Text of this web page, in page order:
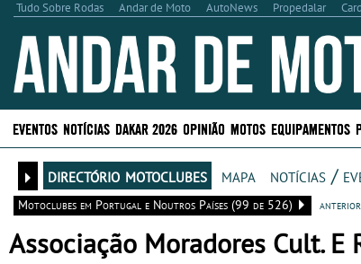
Tudo Sobre Rodas Andar de Moto AutoNews Propedalar
EVENTOS NOTÍCIAS DAKAR 2026 OPINIÃO MOTOS EQUIPAMENTOS
directório motoclubes mapa notícias /
Motoclubes em Portugal e Noutros Países (99 de 526) anterior
Associação Moradores Cult. E